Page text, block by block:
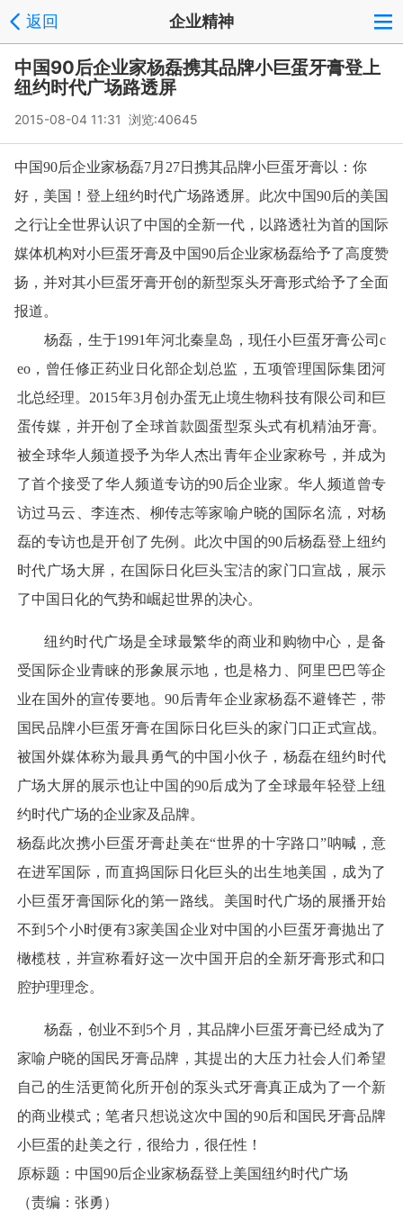
返回 企业精神
中国90后企业家杨磊携其品牌小巨蛋牙膏登上
纽约时代广场路透屏
2015-08-04 11:31 浏览:40645
中 国90后企业家杨磊7月27日携其品牌小巨蛋牙膏以：你
好，美国！登上纽约时代广场路透屏。此次中国90后的美国
之行让全世界认识了中国的全新一代，以路透社为首的国际
媒体机构对小巨蛋牙膏及中国90后企业家杨磊给予了高度赞
扬，并对其小巨蛋牙膏开创的新型泵头牙膏形式给予了全面
报道。
杨磊，生于1991年河北秦皇岛，现任小巨蛋牙膏公司c
eo，曾任修正药业日化部企划总监，五项管理国际集团河
北总经理。2015年3月创办蛋无止境生物科技有限公司和巨
蛋传媒，并开创了全球首款圆蛋型泵头式有机精油牙膏。
被全球华人频道授予为华人杰出青年企业家称号，并成为
了首个接受了华人频道专访的90后企业家。华人频道曾专
访过马云、李连杰、柳传志等家喻户晓的国际名流，对杨
磊的专访也是开创了先例。此次中国的90后杨磊登上纽约
时代广场大屏，在国际日化巨头宝洁的家门口宣战，展示
了中国日化的气势和崛起世界的决心。
纽约时代广场是全球最繁华的商业和购物中心，是备
受国际企业青睐的形象展示地，也是格力、阿里巴巴等企
业在国外的宣传要地。90后青年企业家杨磊不避锋芒，带
国民品牌小巨蛋牙膏在国际日化巨头的家门口正式宣战。
被国外媒体称为最具勇气的中国小伙子，杨磊在纽约时代
广场大屏的展示也让中国的90后成为了全球最年轻登上纽
约时代广场的企业家及品牌。
杨磊此次携小巨蛋牙膏赴美在“世界的十字路口”呐喊，意
在进军国际，而直捣国际日化巨头的出生地美国，成为了
小巨蛋牙膏国际化的第一路线。美国时代广场的展播开始
不到5个小时便有3家美国企业对中国的小巨蛋牙膏抛出了
橄榄枝，并宣称看好这一次中国开启的全新牙膏形式和口
腔护理理念。
杨磊，创业不到5个月，其品牌小巨蛋牙膏已经成为了
家喻户晓的国民牙膏品牌，其提出的大压力社会人们希望
自己的生活更简化所开创的泵头式牙膏真正成为了一个新
的商业模式；笔者只想说这次中国的90后和国民牙膏品牌
小巨蛋的赴美之行，很给力，很任性！
原标题：中国90后企业家杨磊登上美国纽约时代广场
（责编：张勇）